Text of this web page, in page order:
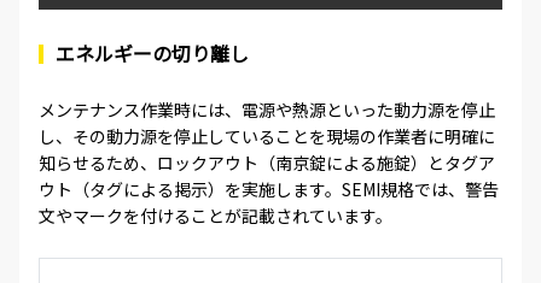
エネルギーの切り離し
メンテナンス作業時には、電源や熱源といった動力源を停止
し、その動力源を停止していることを現場の作業者に明確に
知らせるため、ロックアウト（南京錠による施錠）とタグア
ウト（タグによる掲示）を実施します。SEMI規格では、警告
文やマークを付けることが記載されています。